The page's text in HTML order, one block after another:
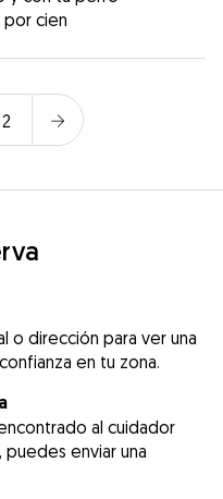
por cien
2
o dirección para ver una
en tu zona.
al cuidador
enviar una